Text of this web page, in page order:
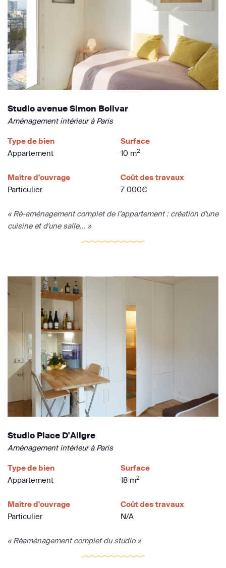
Studio avenue Simon Bolivar
Aménagement intérieur à Paris
Type de bien
Appartement
Surface
10 m2
Maître d'ouvrage
Particulier
Coût des travaux
7 000€
« Ré-aménagement complet de l’appartement : création d'une
cuisine et d'une salle... »
Studio Place D'Aligre
Aménagement intérieur à Paris
Type de bien
Appartement
Surface
18 m2
Maître d'ouvrage
Particulier
Coût des travaux
N/A
« Réaménagement complet du studio »